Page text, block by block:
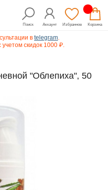
Поиск Аккаунт Избранное Корзина
в telegram.
скидок 1000 ₽.
"Облепиха", 50